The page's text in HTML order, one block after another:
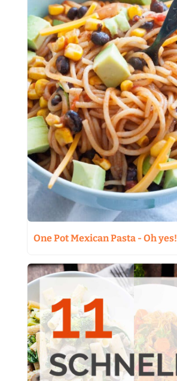
One Pot Mexican Pasta - Oh yes!